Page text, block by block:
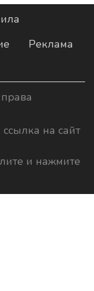
Реклама
на сайт
и нажмите